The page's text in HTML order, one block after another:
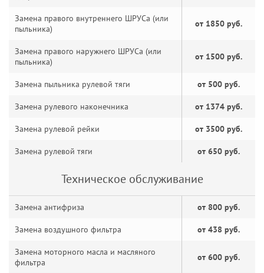
Замена правого внутреннего ШРУСа (или
пыльника)
от 1850 руб.
Замена правого наружнего ШРУСа (или
пыльника)
от 1500 руб.
Замена пыльника рулевой тяги от 500 руб.
Замена рулевого наконечника от 1374 руб.
Замена рулевой рейки от 3500 руб.
Замена рулевой тяги от 650 руб.
Техническое обслуживание
Замена антифриза от 800 руб.
Замена воздушного фильтра от 438 руб.
Замена моторного масла и масляного
фильтра
от 600 руб.